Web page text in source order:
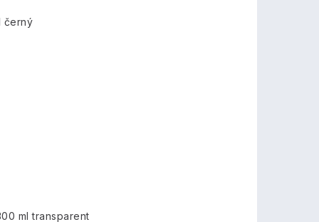
černý
ml transparent